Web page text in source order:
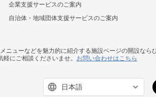
企業支援サービスのご案内
自治体・地域団体支援サービスのご案内
ューなどを魅力的に紹介する施設ページの開設なら
にご相談くださいませ。 お問い合わせはこちら